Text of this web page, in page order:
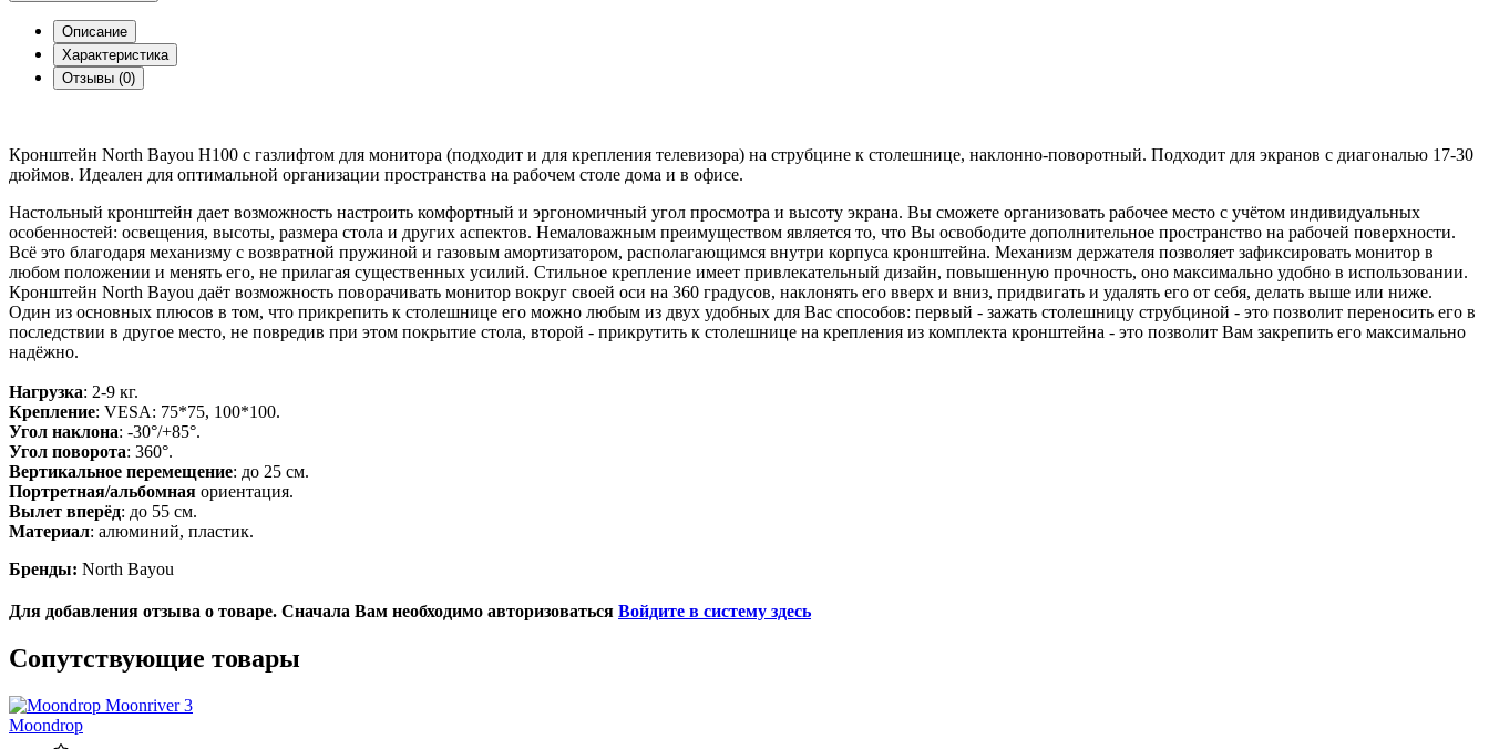
Описание
Характеристика
Отзывы (0)
Кронштейн North Bayou H100 с газлифтом для монитора (подходит и для крепления телевизора) на струбцине к столешнице, наклонно-поворотный. Подходит для экранов с диагональю 17-30
дюймов. Идеален для оптимальной организации пространства на рабочем столе дома и в офисе.
Настольный кронштейн дает возможность настроить комфортный и эргономичный угол просмотра и высоту экрана. Вы сможете организовать рабочее место с учётом индивидуальных
особенностей: освещения, высоты, размера стола и других аспектов. Немаловажным преимуществом является то, что Вы освободите дополнительное пространство на рабочей поверхности.
Всё это благодаря механизму с возвратной пружиной и газовым амортизатором, располагающимся внутри корпуса кронштейна. Механизм держателя позволяет зафиксировать монитор в
любом положении и менять его, не прилагая существенных усилий. Стильное крепление имеет привлекательный дизайн, повышенную прочность, оно максимально удобно в использовании.
Кронштейн North Bayou даёт возможность поворачивать монитор вокруг своей оси на 360 градусов, наклонять его вверх и вниз, придвигать и удалять его от себя, делать выше или ниже.
Один из основных плюсов в том, что прикрепить к столешнице его можно любым из двух удобных для Вас способов: первый - зажать столешницу струбциной - это позволит переносить его в
последствии в другое место, не повредив при этом покрытие стола, второй - прикрутить к столешнице на крепления из комплекта кронштейна - это позволит Вам закрепить его максимально
надёжно.
Нагрузка: 2-9 кг.
Крепление: VESA: 75*75, 100*100.
Угол наклона: -30°/+85°.
Угол поворота: 360°.
Вертикальное перемещение: до 25 см.
Портретная/альбомная ориентация.
Вылет вперёд: до 55 см.
Материал: алюминий, пластик.
Бренды: North Bayou
Для добавления отзыва о товаре. Сначала Вам необходимо авторизоваться Войдите в систему здесь
Сопутствующие товары
Moondrop